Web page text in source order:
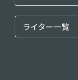
ライター一覧